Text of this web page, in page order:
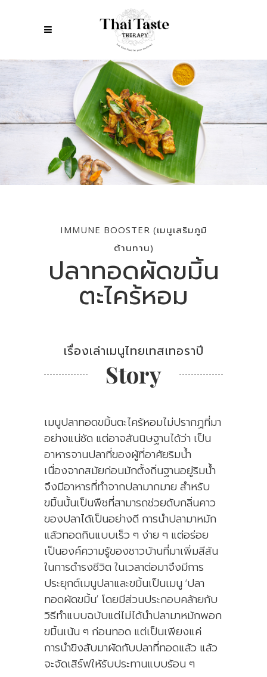
IMMUNE BOOSTER (เมนูเสริมภูมิ
ต้านทาน)
ปลาทอดผัดขมิ้น
ตะไคร้หอม
เรื่องเล่าเมนูไทยเทสเทอราปี
Story
เมนูปลาทอดขมิ้นตะไคร้หอมไม่ปรากฏที่มา
อย่างแน่ชัด แต่อาจสันนิษฐานได้ว่า เป็น
อาหารจานปลาที่ของผู้ที่อาศัยริมน้ำ
เนื่องจากสมัยก่อนมักตั้งถิ่นฐานอยู่ริมน้ำ
จึงมีอาหารที่ทำจากปลามากมาย สำหรับ
ขมิ้นนั้นเป็นพืชที่สามารถช่วยดับกลิ่นคาว
ของปลาได้เป็นอย่างดี การนำปลามาหมัก
แล้วทอดกินแบบเร็ว ๆ ง่าย ๆ แต่อร่อย
เป็นองค์ความรู้ของชาวบ้านที่มาเพิ่มสีสัน
ในการดำรงชีวิต ในเวลาต่อมาจึงมีการ
ประยุกต์เมนูปลาและขมิ้นเป็นเมนู ‘ปลา
ทอดผัดขมิ้น’ โดยมีส่วนประกอบคล้ายกับ
วิธีทำแบบฉบับแต่ไม่ได้นำปลามาหมักพอก
ขมิ้นเน้น ๆ ก่อนทอด แต่เป็นเพียงแค่
การนำขิงสับมาผัดกับปลาที่ทอดแล้ว แล้ว
จะจัดเสิร์ฟให้รับประทานแบบร้อน ๆ